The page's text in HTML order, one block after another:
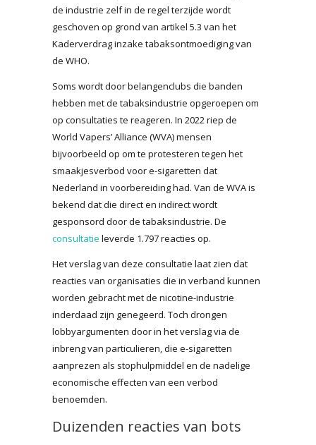
de industrie zelf in de regel terzijde wordt
geschoven op grond van artikel 5.3 van het
Kaderverdrag inzake tabaksontmoediging van
de WHO.
Soms wordt door belangenclubs die banden
hebben met de tabaksindustrie opgeroepen om
op consultaties te reageren. In 2022 riep de
World Vapers’ Alliance (WVA) mensen
bijvoorbeeld op om te protesteren tegen het
smaakjesverbod voor e-sigaretten dat
Nederland in voorbereiding had. Van de WVA is
bekend dat die direct en indirect wordt
gesponsord door de tabaksindustrie. De
consultatie leverde 1.797 reacties op.
Het verslag van deze consultatie laat zien dat
reacties van organisaties die in verband kunnen
worden gebracht met de nicotine-industrie
inderdaad zijn genegeerd. Toch drongen
lobbyargumenten door in het verslag via de
inbreng van particulieren, die e-sigaretten
aanprezen als stophulpmiddel en de nadelige
economische effecten van een verbod
benoemden.
Duizenden reacties van bots